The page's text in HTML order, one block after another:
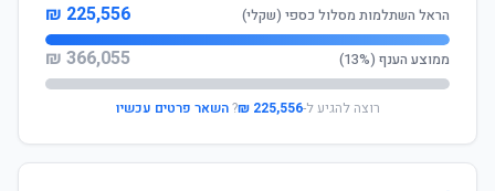
הראל השתלמות מסלול כספי (שקלי) 225,556 ₪
ממוצע הענף (13%) 366,055 ₪
רוצה להגיע ל-225,556 ₪
?השאר פרטים עכשיו